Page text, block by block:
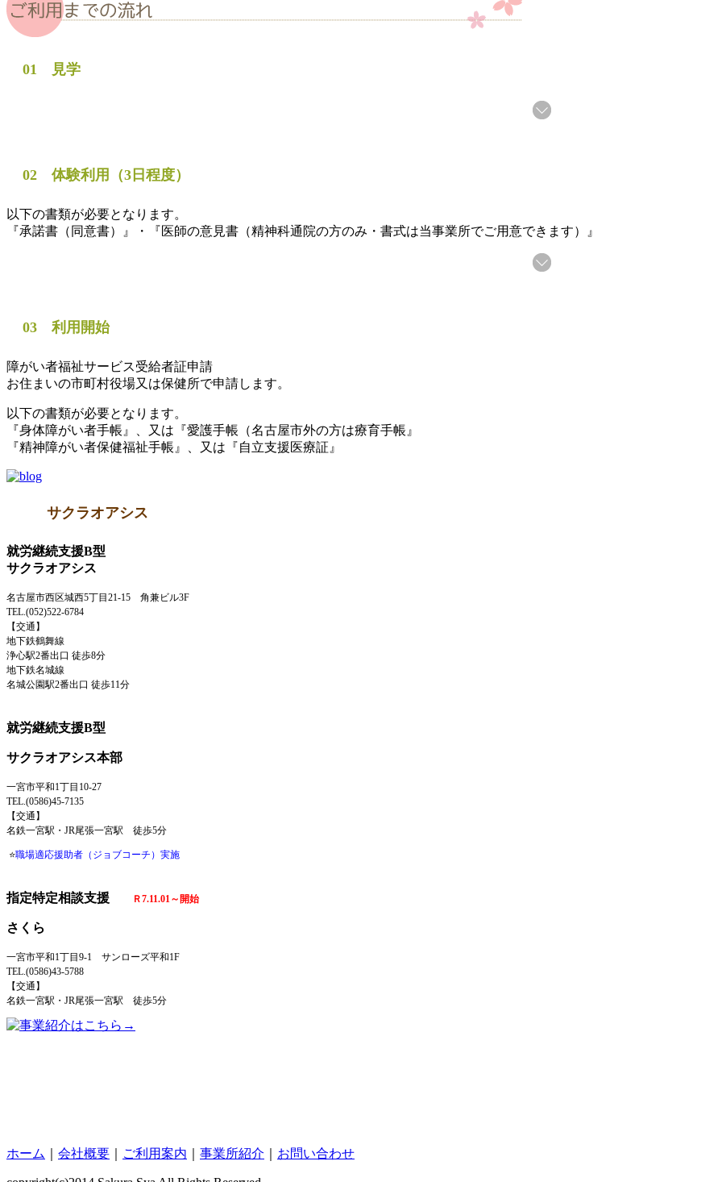
01 見学
02 体験利用（3日程度）
以下の書類が必要となります。
『承諾書（同意書）』・『医師の意見書（精神科通院の方のみ・書式は当事業所でご用意できます）』
03 利用開始
障がい者福祉サービス受給者証申請
お住まいの市町村役場又は保健所で申請します。
以下の書類が必要となります。
『身体障がい者手帳』、又は『愛護手帳（名古屋市外の方は療育手帳』
『精神障がい者保健福祉手帳』、又は『自立支援医療証』
サクラオアシス
就労継続支援B型
サクラオアシス
名古屋市西区城西5丁目21-15 角兼ビル3F
TEL.(052)522-6784
【交通】
地下鉄鶴舞線
浄心駅2番出口 徒歩8分
地下鉄名城線
名城公園駅2番出口 徒歩11分
就労継続支援B型
サクラオアシス本部
一宮市平和1丁目10-27
TEL.(0586)45-7135
【交通】
名鉄一宮駅・JR尾張一宮駅 徒歩5分
⭐職場適応援助者（ジョブコーチ）実施
指定特定相談支援 Ｒ7.11.01～開始
さくら
一宮市平和1丁目9-1 サンローズ平和1F
TEL.(0586)43-5788
【交通】
名鉄一宮駅・JR尾張一宮駅 徒歩5分
ホーム 会社概要 ご利用案内 事業所紹介 お問い合わせ